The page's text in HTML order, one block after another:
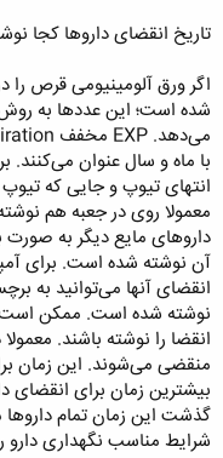
تاریخ انقضای داروها کجا
اگر ورق آلومینیومی قرص
شده است؛ این عددها به
با ماه و سال عنوان می‌کنند.
انتهای تیوپ و جایی که
معمولا روی در جعبه هم
داروهای مایع دیگر به
آن نوشته شده است. برای
انقضای آنها می‌توانید به
نوشته شده است. ممکن
منقضی می‌شوند. این زمان
گذشت این زمان تمام
شرایط مناسب نگهداری دارو